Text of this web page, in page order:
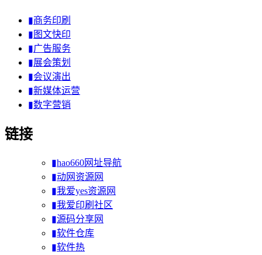
▮商务印刷
▮图文快印
▮广告服务
▮展会策划
▮会议演出
▮新媒体运营
▮数字营销
链接
▮hao660网址导航
▮动网资源网
▮我爱yes资源网
▮我爱印刷社区
▮源码分享网
▮软件仓库
▮软件热